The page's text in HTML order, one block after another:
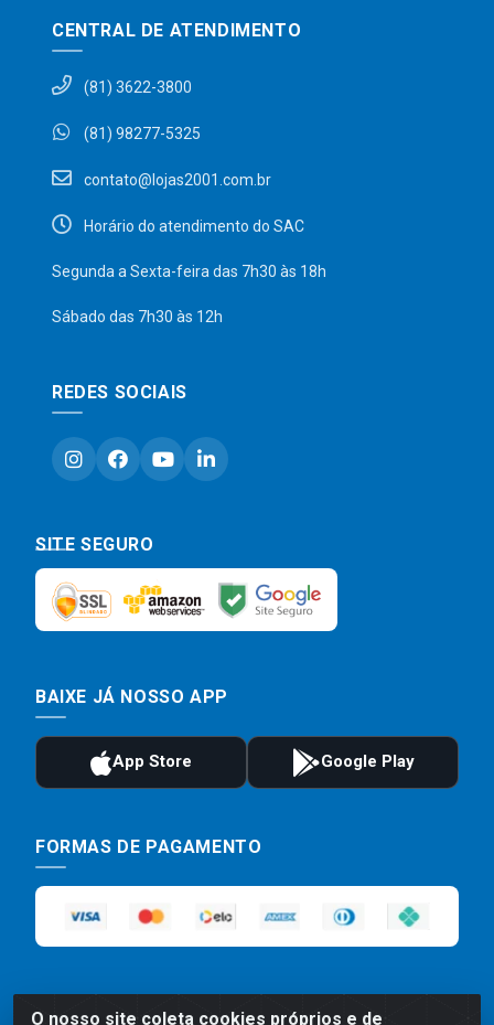
O nosso site coleta cookies próprios e de
CENTRAL DE ATENDIMENTO
(81) 3622-3800
(81) 98277-5325
contato@lojas2001.com.br
Horário do atendimento do SAC
Segunda a Sexta-feira das 7h30 às 18h
Sábado das 7h30 às 12h
REDES SOCIAIS
SITE SEGURO
BAIXE JÁ NOSSO APP
FORMAS DE PAGAMENTO